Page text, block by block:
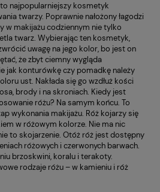
najpopularniejszy kosmetyk
twarzy. Poprawnie nałożony łagodzi
w makijażu codziennym nie tylko
twarz. Wybierając ten kosmetyk,
uwagę na jego kolor, bo jest on
że zbyt ciemny wygląda
jak konturówkę czy pomadkę należy
ust. Nakłada się go wzdłuż kości
brody i na skroniach. Kiedy jest
różu? Na samym końcu. To
wykonania makijażu. Róż kojarzy się
w różowym kolorze. Nie ma nic
to skojarzenie. Otóż róż jest dostępny
różowych i czerwonych barwach.
brzoskwini, koralu i terakoty.
rodzaje różu – w kamieniu i róż